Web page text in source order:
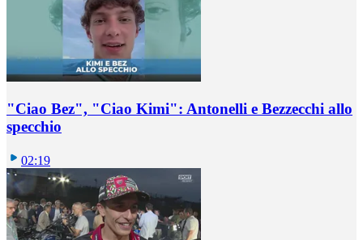
"Ciao Bez", "Ciao Kimi": Antonelli e Bezzecchi allo
specchio
02:19